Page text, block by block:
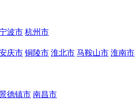
波市 杭州市
庆市 铜陵市 淮北市 马鞍山市 淮南市
德镇市 南昌市